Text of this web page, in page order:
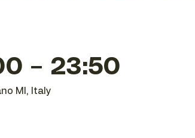
– 23:50
MI, Italy